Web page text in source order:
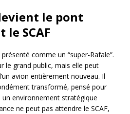
le pont
SCAF
comme un “super-Rafale”.
le grand public, mais elle peut
avion entièrement nouveau. Il
transformé, pensé pour
environnement stratégique
ne peut pas attendre le SCAF,